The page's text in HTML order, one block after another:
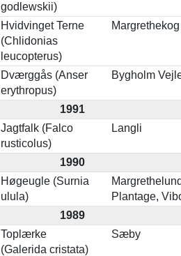
godlewskii)
Hvidvinget Terne
(Chlidonias
leucopterus)
Margrethekog
Dværggås (Anser
erythropus)
Bygholm
1991
Jagtfalk (Falco
rusticolus)
Langli
1990
Høgeugle (Surnia
ulula)
Plantage,
1989
Toplærke
(Galerida cristata)
Sæby